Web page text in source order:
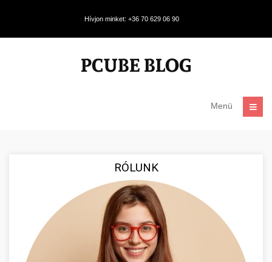
Hívjon minket: +36 70 629 06 90
Menü
RÓLUNK